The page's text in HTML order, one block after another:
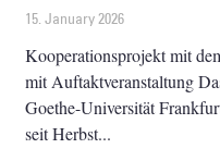
15. January 2026
Kooperationsprojekt mit
mit Auftaktveranstaltung
Goethe-Universität
seit Herbst